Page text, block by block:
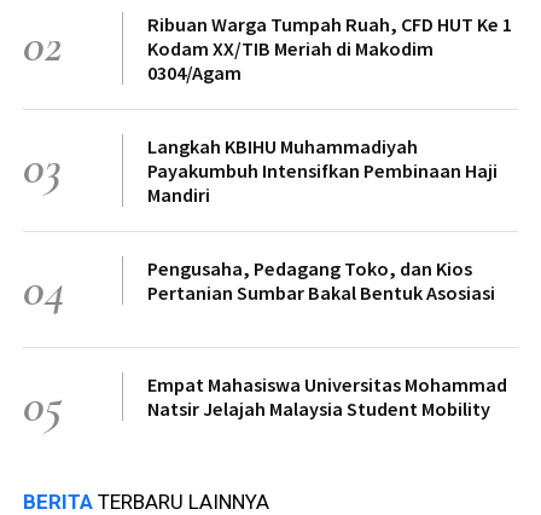
02
Ribuan Warga Tumpah Ruah, CFD HUT Ke 1
Kodam XX/TIB Meriah di Makodim
0304/Agam
03
Langkah KBIHU Muhammadiyah
Payakumbuh Intensifkan Pembinaan Haji
Mandiri
04
Pengusaha, Pedagang Toko, dan Kios
Pertanian Sumbar Bakal Bentuk Asosiasi
05
Empat Mahasiswa Universitas Mohammad
Natsir Jelajah Malaysia Student Mobility
BERITA TERBARU LAINNYA